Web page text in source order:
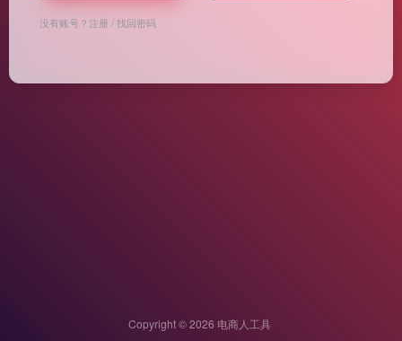
没有账号？注册/找回密码
Copyright © 2026 电商人工具